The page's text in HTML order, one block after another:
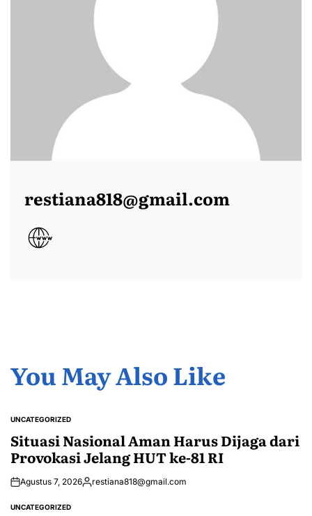
restiana818@gmail.com
You May Also Like
POSTED
UNCATEGORIZED
Situasi Nasional Aman Harus Dijaga dari
Provokasi Jelang HUT ke-81 RI
Agustus 7, 2026Posted
restiana818@gmail.com
POSTED
UNCATEGORIZED